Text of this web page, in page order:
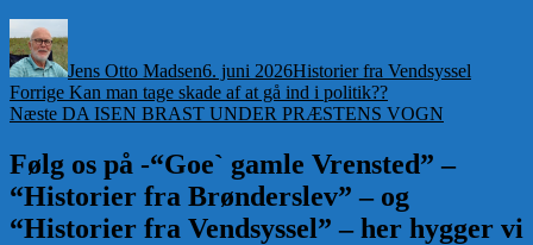
Jens Otto Madsen6. juni 2026Historier fra Vendsyssel
Indlægsnavigation
Forrige Forrige
indlæg:
Kan man tage skade af at gå ind i politik??
Næste Næste
DA ISEN BRAST UNDER PRÆSTENS VOGN
Følg os på -“Goe` gamle Vrensted” –
“Historier fra Brønderslev” – og
“Historier fra Vendsyssel” – her hygger vi